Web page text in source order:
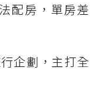
配房，單房差
企劃，主打全